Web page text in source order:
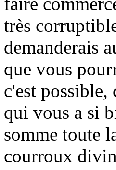
très
demanderais
que vous
c'est
qui vous a si
somme toute
courroux